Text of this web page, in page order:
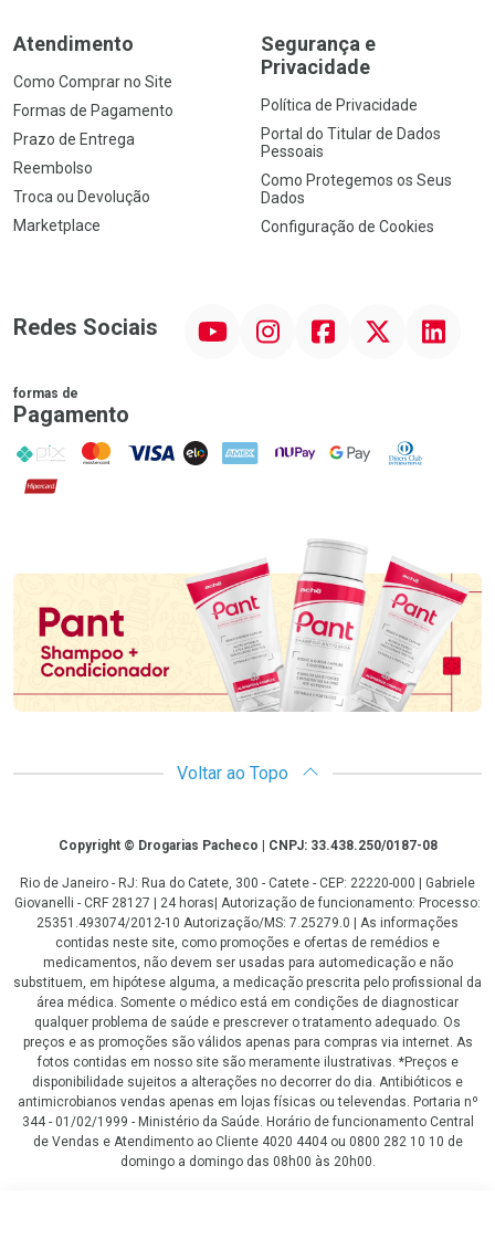
Atendimento
Como Comprar no Site
Formas de Pagamento
Prazo de Entrega
Reembolso
Troca ou Devolução
Marketplace
Segurança e
Privacidade
Política de Privacidade
Portal do Titular de Dados
Pessoais
Como Protegemos os Seus
Dados
Configuração de Cookies
Redes Sociais InstagramFacebook Linkedin
formas de
Pagamento
PIX MasterCard
VISA ELO AMEX NuPay Google PayDiners Club
Hipercard
Promoção em Destaque
Voltar ao Topo
CopyrightCopyright © Drogarias Pacheco | CNPJ: 33.438.250/0187-08
Rio de Janeiro - RJ: Rua do Catete, 300 - Catete - CEP: 22220-000 | Gabriele
Giovanelli - CRF 28127 | 24 horas| Autorização de funcionamento: Processo:
25351.493074/2012-10 Autorização/MS: 7.25279.0 | As informações
contidas neste site, como promoções e ofertas de remédios e
medicamentos, não devem ser usadas para automedicação e não
substituem, em hipótese alguma, a medicação prescrita pelo profissional da
área médica. Somente o médico está em condições de diagnosticar
qualquer problema de saúde e prescrever o tratamento adequado. Os
preços e as promoções são válidos apenas para compras via internet. As
fotos contidas em nosso site são meramente ilustrativas. *Preços e
disponibilidade sujeitos a alterações no decorrer do dia. Antibióticos e
antimicrobianos vendas apenas em lojas físicas ou televendas. Portaria nº
344 - 01/02/1999 - Ministério da Saúde. Horário de funcionamento Central
de Vendas e Atendimento ao Cliente 4020 4404 ou 0800 282 10 10 de
domingo a domingo das 08h00 às 20h00.